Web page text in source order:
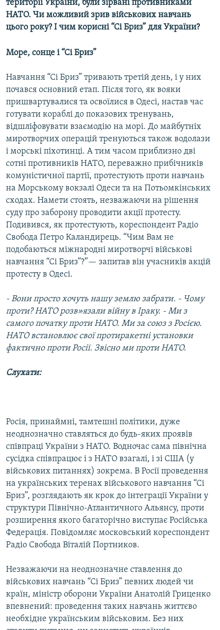
території України, були зірвані противниками
НАТО. Чи можливий зрив військових навчань
цього року? І чим корисні “Сі Бриз” для України?
Море, сонце і “Сі Бриз”
Навчання “Сі Бриз” тривають третій день, і у них
почався основний етап. Після того, як вояки
пришвартувалися та освоїлися в Одесі, настав час
готувати кораблі до показових тренувань,
відшліфовувати взаємодію на морі. До майбутніх
миротворчих операцій тренуються також водолази
і морські піхотинці. А тим часом приблизно дві
сотні противників НАТО, переважно прибічників
комуністичної партії, протестують проти навчань
на Морському вокзалі Одеси та на Потьомкiнських
сходах. Намети стоять, незважаючи на рішення
суду про заборону проводити акції протесту.
Подивився, як протестують, кореспондент Радіо
Свобода Петро Каландирець. “Чим Вам не
подобаються міжнародні миротворчі військові
навчання “Сі Бриз”?”— запитав він учасників акцій
протесту в Одесі.
- Вони просто хочуть нашу землю забрати. - Чому
проти? НАТО розв»язали війну в Іраку. - Ми з
самого початку проти НАТО. Ми за союз з Росією.
НАТО встановлює свої протиракетні установки
фактично проти Росії. Звісно ми проти НАТО.
Слухати:
Росія, принаймні, тамтешні політики, дуже
неоднозначно ставляться до будь-яких проявів
співпраці України з НАТО. Водночас сама північна
сусідка співпрацює і з НАТО взагалі, і зі США (у
військових питаннях) зокрема. В Росії проведення
на українських теренах військового навчання “Сі
Бриз”, розглядають як крок до інтеграції України у
структури Північно-Атлантичного Альянсу, проти
розширення якого багаторічно виступає Російська
Федерація. Повідомляє московський кореспондент
Радіо Свобода Віталій Портников.
Незважаючи на неоднозначне ставлення до
військових навчань “Сі Бриз” певних людей чи
країн, міністр оборони України Анатолій Гриценко
впевнений: проведення таких навчань життєво
необхідне українським військовим. Без них